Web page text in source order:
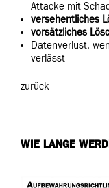
Attacke mit
versehentliches
vorsätzliches
Datenverlust,
verlässt
zurück
WIE LANGE